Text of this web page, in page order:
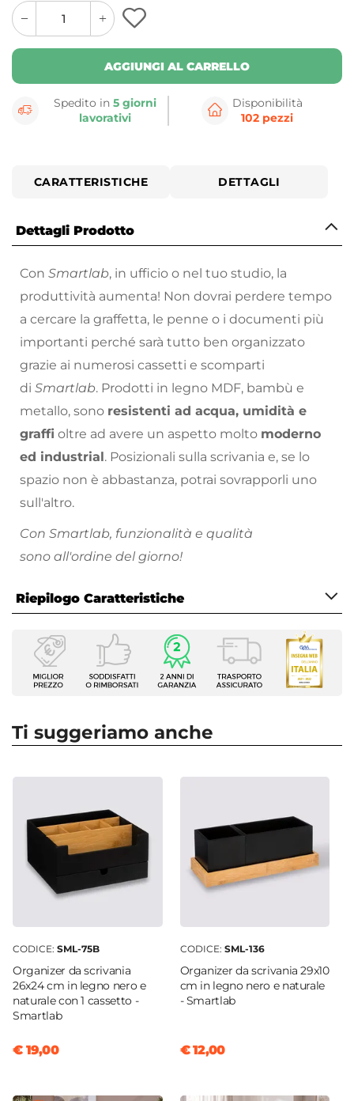
quantity
button
quantity
minus
button
AGGIUNGI AL CARRELLO
Spedito in5 giorni
lavorativi
Disponibilità
102 pezzi
CARATTERISTICHE DETTAGLI
Dettagli Prodotto
Con Smartlab, in ufficio o nel tuo studio, la
produttività aumenta! Non dovrai perdere tempo
a cercare la graffetta, le penne o i documenti più
importanti perché sarà tutto ben organizzato
grazie ai numerosi cassetti e scomparti
di Smartlab. Prodotti in legno MDF, bambù e
metallo, sono resistenti ad acqua, umidità e
graffi oltre ad avere un aspetto molto moderno
ed industrial . Posizionali sulla scrivania e, se lo
spazio non è abbastanza, potrai sovrapporli uno
sull'altro.
Con Smartlab, funzionalità e qualità
sono all'ordine del giorno!
modi: lasciati ispirare consultando ilnostro vasto
catalogo online
Riepilogo Caratteristiche
Caratteristiche
Tipologia
Organizer per Scrivania
Nero
Altezza
31 x 25 cm
Numero Scomparti
3 Scomparti
Materiale
Bambù|Legno
Ti suggeriamo anche
CODICE: SML-75B
Organizer da scrivania
26x24 cm in legno nero e
naturale con 1 cassetto -
Smartlab
€ 19,00
CODICE: SML-136
Organizer da scrivania 29x10
cm in legno nero e naturale
- Smartlab
€ 12,00